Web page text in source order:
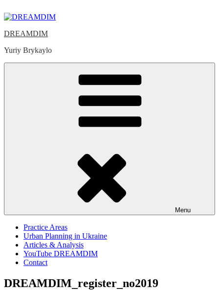
to
DREAMDIM
Yuriy Brykaylo
Menu
Practice Areas
Urban Planning in Ukraine
Articles & Analysis
YouTube DREAMDIM
Contact
DREAMDIM_register_no2019